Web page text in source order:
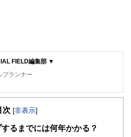
FIELD編集部 ▼
プランナー
部は、金融、経済に関する記事を、日々
理解できるようわかりやすく発信していま
次 [非表示]
るまでには何年かかる？